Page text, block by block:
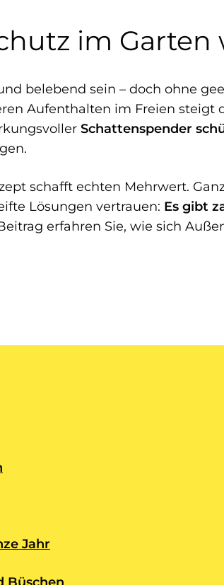
im Garten
belebend sein – doch ohne
Aufenthalten im Freien steigt
Schattenspender
schafft echten Mehrwert.
Lösungen vertrauen: Es gibt
erfahren Sie, wie sich
Jahr